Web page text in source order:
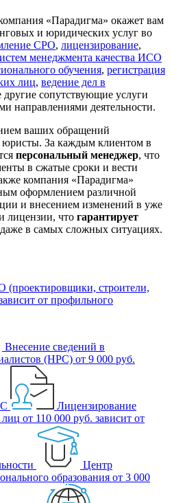
«Парадигма» окажет вам
и юридических услуг во
СРО, лицензирование,
менеджмента качества ИСО
обучения, регистрация
лиц, ведение дел в
другие сопутствующие услуги
направлениями деятельности.
ваших обращений
За каждым клиентом в
персональный менеджер, что
в сжатые сроки и вести
компания «Парадигма»
оформлением различной
и внесением изменений в уже
лицензии, что гарантирует
даже в самых сложных ситуациях.
(проектировщики, строители,
от профильного
Внесение сведений в
(НРС) от 9 000 руб.
Лицензирование
лиц от 110 000 руб. зависит от
Центр
образования от 3 000